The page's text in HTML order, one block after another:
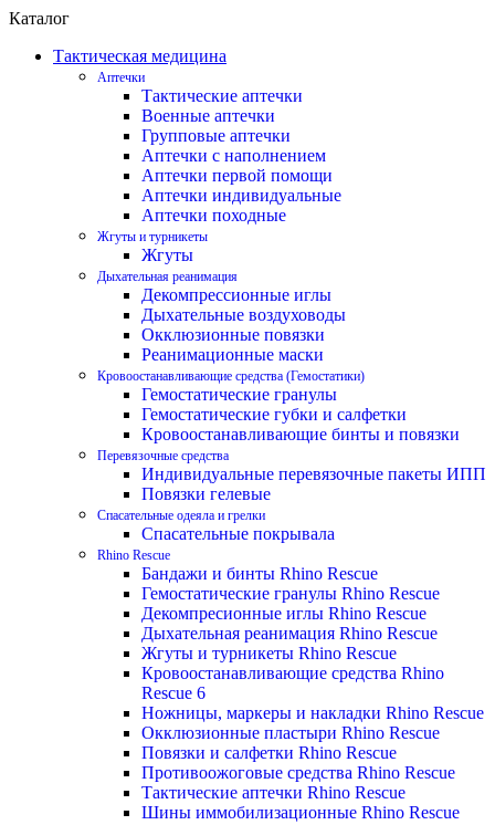
Каталог
Тактическая медицина
Аптечки
Тактические аптечки
Военные аптечки
Групповые аптечки
Аптечки с наполнением
Аптечки первой помощи
Аптечки индивидуальные
Аптечки походные
Жгуты и турникеты
Жгуты
Дыхательная реанимация
Декомпрессионные иглы
Дыхательные воздуховоды
Окклюзионные повязки
Реанимационные маски
Кровоостанавливающие средства (Гемостатики)
Гемостатические гранулы
Гемостатические губки и салфетки
Кровоостанавливающие бинты и повязки
Перевязочные средства
Индивидуальные перевязочные пакеты ИПП
Повязки гелевые
Спасательные одеяла и грелки
Спасательные покрывала
Rhino Rescue
Бандажи и бинты Rhino Rescue
Гемостатические гранулы Rhino Rescue
Декомпресионные иглы Rhino Rescue
Дыхательная реанимация Rhino Rescue
Жгуты и турникеты Rhino Rescue
Кровоостанавливающие средства Rhino
Rescue 6
Ножницы, маркеры и накладки Rhino Rescue
Окклюзионные пластыри Rhino Rescue
Повязки и салфетки Rhino Rescue
Противоожоговые средства Rhino Rescue
Тактические аптечки Rhino Rescue
Шины иммобилизационные Rhino Rescue